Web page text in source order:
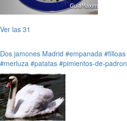
Ver las 31
Dos jamones Madrid #empanada #filloas
#merluza #patatas #pimientos-de-padron